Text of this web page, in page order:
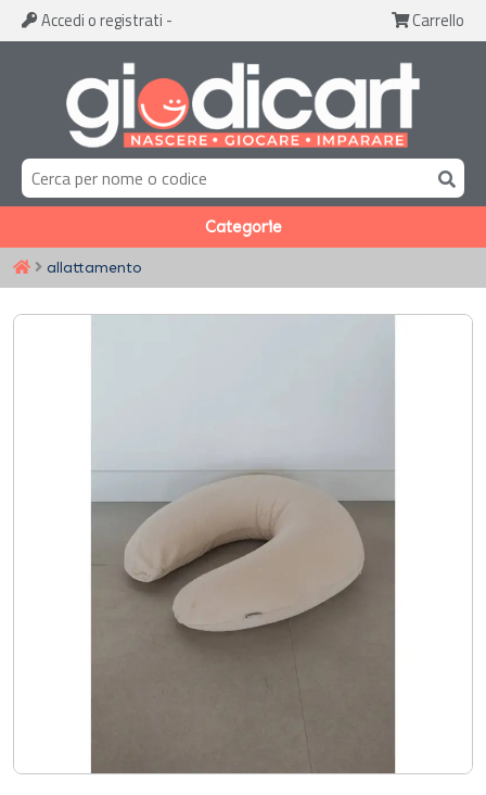
Accedi o registrati - Carrello
Categorie
allattamento